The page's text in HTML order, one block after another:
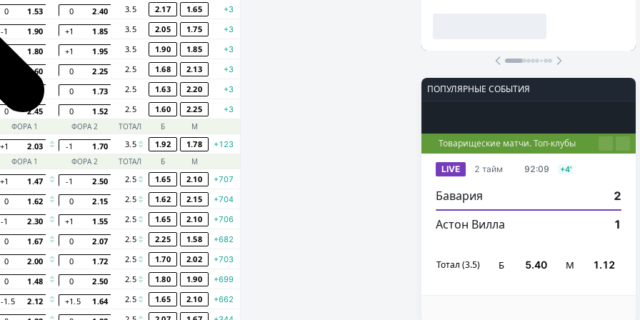
0 1.53 0 2.40 3.5 2.17 1.65 +3
-1 1.90 +1 1.85 3.5 2.05 1.75 +3
-1 1.80 +1 1.95 3.5 1.90 1.85 +3
1.60 0 2.25 2.5 1.68 2.13 +3
0 1.73 2.5 1.63 2.20 +3
0 2.45 0 1.52 2.5 1.60 2.25
+3
ФОРА 1 ФОРА 2 ТОТАЛ Б М
+1 2.03 -1 1.70 3.5 1.92 1.78
+123
ФОРА 1 ФОРА 2 ТОТАЛ Б М
+1 1.47 -1 2.50 2.5 1.65 2.10 +707
0 1.62 0 2.15 2.5 1.62 2.15 +704
-1 2.30 +1 1.55 2.5 1.65 2.10 +706
0 1.67 0 2.07 2.5 2.25 1.58 +682
0 2.00 0 1.72 2.5 1.70 2.02 +703
0 1.48 0 2.50 2.5 1.80 1.90 +699
-1.5 2.12 +1.5 1.64 2.5 1.65 2.10 +662
ПОПУЛЯРНЫЕ СОБЫТИЯ
Товарищеские матчи. Топ-клубы
LIVE 2 тайм 92:09 +4'
Бавария 2
Астон Вилла 1
Тотал (3.5) Б 5.40 М 1.12